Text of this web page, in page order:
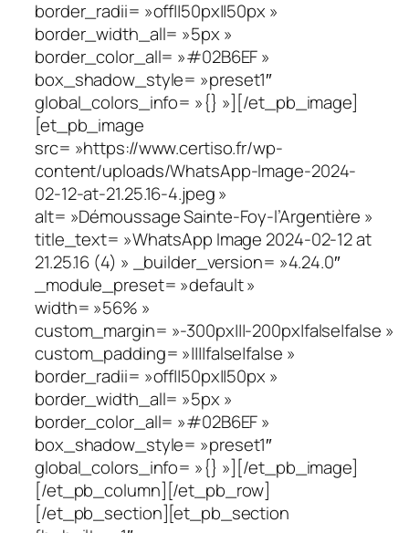
border_radii= »off||50px||50px »
border_width_all= »5px »
border_color_all= »#02B6EF »
box_shadow_style= »preset1″
global_colors_info= »{} »][/et_pb_image]
[et_pb_image
src= »https://www.certiso.fr/wp-
content/uploads/WhatsApp-Image-2024-
02-12-at-21.25.16-4.jpeg »
alt= »Démoussage Sainte-Foy-l’Argentière »
title_text= »WhatsApp Image 2024-02-12 at
21.25.16 (4) » _builder_version= »4.24.0″
_module_preset= »default »
width= »56% »
custom_margin= »-300px|||-200px|false|false »
custom_padding= »||||false|false »
border_radii= »off||50px||50px »
border_width_all= »5px »
border_color_all= »#02B6EF »
box_shadow_style= »preset1″
global_colors_info= »{} »][/et_pb_image]
[/et_pb_column][/et_pb_row]
[/et_pb_section][et_pb_section